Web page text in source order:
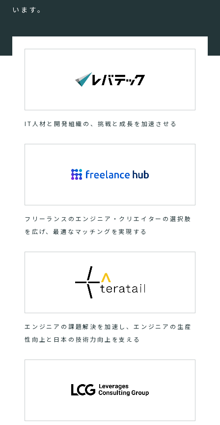
います。
IT人材と開発組織の、挑戦と成長を加速させる
フリーランスのエンジニア・クリエイターの選択肢
を広げ、最適なマッチングを実現する
エンジニアの課題解決を加速し、エンジニアの生産
性向上と日本の技術力向上を支える